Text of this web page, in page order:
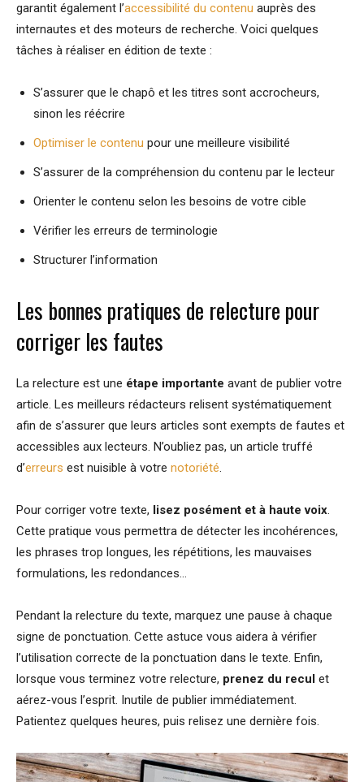
garantit également l’accessibilité du contenu auprès des
internautes et des moteurs de recherche. Voici quelques
tâches à réaliser en édition de texte :
S’assurer que le chapô et les titres sont accrocheurs,
sinon les réécrire
Optimiser le contenu pour une meilleure visibilité
S’assurer de la compréhension du contenu par le lecteur
Orienter le contenu selon les besoins de votre cible
Vérifier les erreurs de terminologie
Structurer l’information
Les bonnes pratiques de relecture pour
corriger les fautes
La relecture est une étape importante avant de publier votre
article. Les meilleurs rédacteurs relisent systématiquement
afin de s’assurer que leurs articles sont exempts de fautes et
accessibles aux lecteurs. N’oubliez pas, un article truffé
d’erreurs est nuisible à votre notoriété.
Pour corriger votre texte, lisez posément et à haute voix.
Cette pratique vous permettra de détecter les incohérences,
les phrases trop longues, les répétitions, les mauvaises
formulations, les redondances…
Pendant la relecture du texte, marquez une pause à chaque
signe de ponctuation. Cette astuce vous aidera à vérifier
l’utilisation correcte de la ponctuation dans le texte. Enfin,
lorsque vous terminez votre relecture, prenez du recul et
aérez-vous l’esprit. Inutile de publier immédiatement.
Patientez quelques heures, puis relisez une dernière fois.